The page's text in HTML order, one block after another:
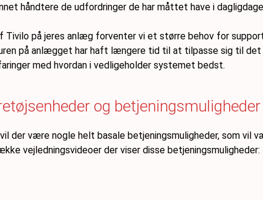
håndtere de udfordringer de har måttet have i
på jeres anlæg forventer vi et større behov for
på anlægget har haft længere tid til at tilpasse sig til
med hvordan i vedligeholder systemet bedst.
og betjeningsmuligheder
der være nogle helt basale betjeningsmuligheder, som
vejledningsvideoer der viser disse betjeningsmuligheder: